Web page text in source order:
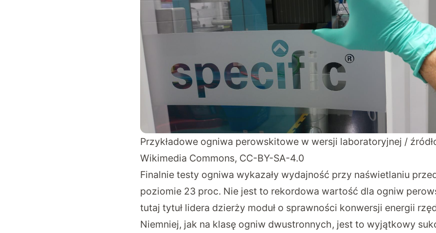
Przykładowe ogniwa perowskitowe w wersji laboratoryjnej /
Wikimedia Commons, CC-BY-SA-4.0
Finalnie testy ogniwa wykazały wydajność przy naświetlaniu
poziomie 23 proc. Nie jest to rekordowa wartość dla ogniw
tutaj tytuł lidera dzierży moduł o sprawności konwersji energii
Niemniej, jak na klasę ogniw dwustronnych, jest to wyjątkowy